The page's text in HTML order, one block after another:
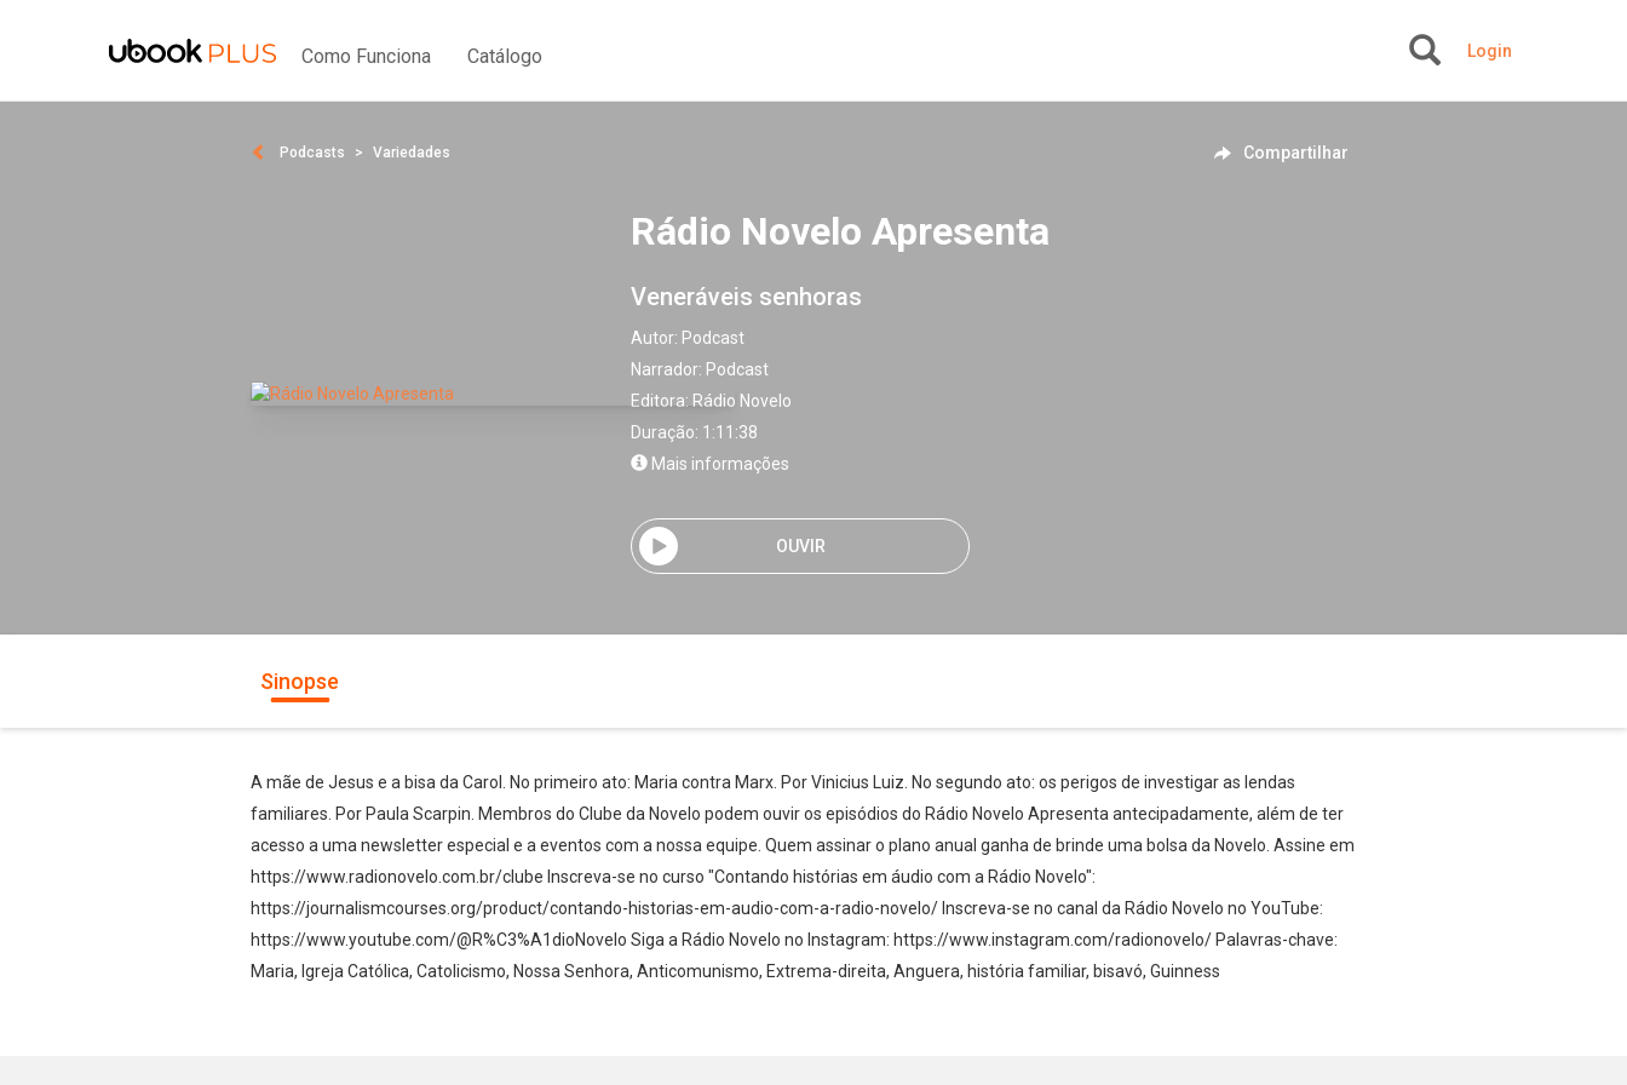
Como Funciona Catálogo Login
Podcasts Variedades Compartilhar
Rádio Novelo Apresenta
Veneráveis senhoras
Autor: Podcast
Narrador: Podcast
Editora: Rádio Novelo
Duração: 1:11:38
Mais informações
OUVIR
Sinopse
A mãe de Jesus e a bisa da Carol. No primeiro ato: Maria contra Marx. Por Vinicius Luiz. No segundo ato: os perigos de investigar as lendas
familiares. Por Paula Scarpin. Membros do Clube da Novelo podem ouvir os episódios do Rádio Novelo Apresenta antecipadamente, além de ter
acesso a uma newsletter especial e a eventos com a nossa equipe. Quem assinar o plano anual ganha de brinde uma bolsa da Novelo. Assine em
⁠⁠⁠⁠⁠⁠https://www.radionovelo.com.br/clube⁠⁠⁠ Inscreva-se no curso "Contando histórias em áudio com a Rádio Novelo":
https://journalismcourses.org/product/contando-historias-em-audio-com-a-radio-novelo/ Inscreva-se no canal da Rádio Novelo no YouTube:
https://www.youtube.com/@R%C3%A1dioNovelo Siga a Rádio Novelo no Instagram: https://www.instagram.com/radionovelo/ Palavras-chave:
Maria, Igreja Católica, Catolicismo, Nossa Senhora, Anticomunismo, Extrema-direita, Anguera, história familiar, bisavó, Guinness